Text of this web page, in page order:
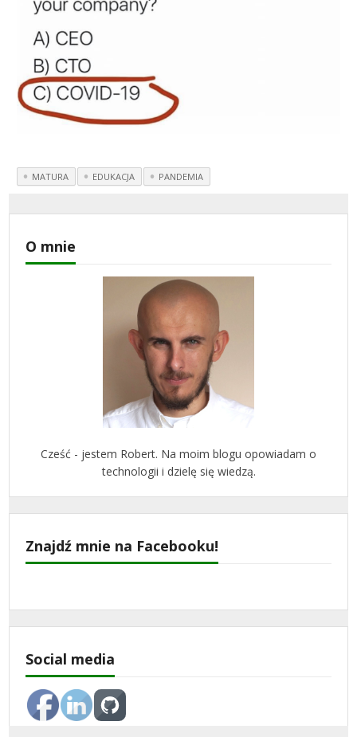
MATURA EDUKACJA PANDEMIA
O mnie
Cześć - jestem Robert. Na moim blogu opowiadam o
technologii i dzielę się wiedzą.
Znajdź mnie na Facebooku!
Social media